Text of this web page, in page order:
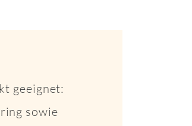
geeignet:
sowie